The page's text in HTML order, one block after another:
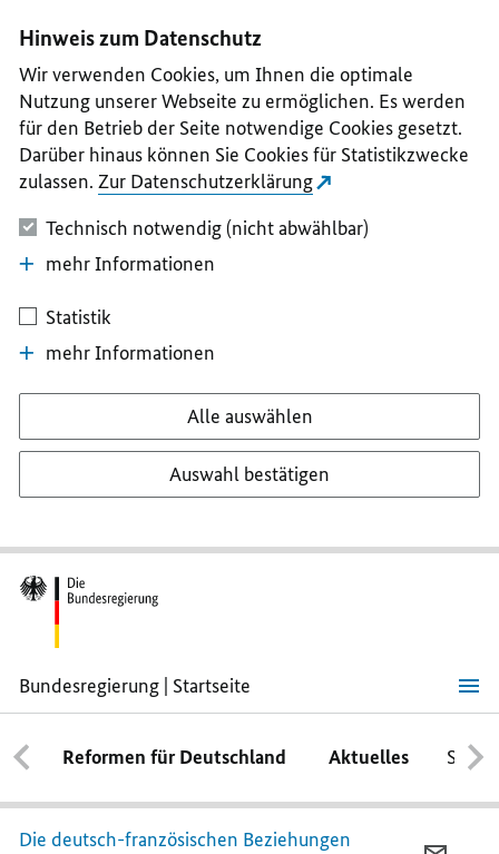
II
III
IV
V
Hinweis zum Datenschutz
Wir verwenden Cookies, um Ihnen die optimale
Nutzung unserer Webseite zu ermöglichen. Es werden
für den Betrieb der Seite notwendige Cookies gesetzt.
Darüber hinaus können Sie Cookies für Statistikzwecke
zulassen. Zur Datenschutzerklärung
Technisch notwendig (nicht abwählbar)
mehr Informationen
Statistik
mehr Informationen
Alle auswählen
Auswahl bestätigen
Bundesregierung | Startseite
Élysée-
Vertrag
–
Zeichen
der
Freundschaft
Reformen für Deutschland Aktuelles
Die deutsch-französischen Beziehungen